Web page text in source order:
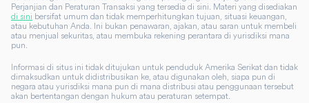
Perjanjian dan Peraturan Transaksi yang tersedia di sini. Materi yang disediakan
di sini bersifat umum dan tidak memperhitungkan tujuan, situasi keuangan,
atau kebutuhan Anda. Ini bukan penawaran, ajakan, atau saran untuk membeli
atau menjual sekuritas, atau membuka rekening perantara di yurisdiksi mana
pun.
Informasi di situs ini tidak ditujukan untuk penduduk Amerika Serikat dan tidak
dimaksudkan untuk didistribusikan ke, atau digunakan oleh, siapa pun di
negara atau yurisdiksi mana pun di mana distribusi atau penggunaan tersebut
akan bertentangan dengan hukum atau peraturan setempat.